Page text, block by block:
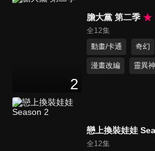
2
膽大黨 第二季
全12集
動畫/卡通
奇幻
漫畫改編 靈異
戀上換裝娃娃
全12集